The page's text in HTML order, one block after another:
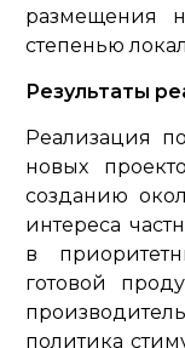
размещения
степенью
Результаты
Реализация
новых
созданию
интереса
в
готовой
политика